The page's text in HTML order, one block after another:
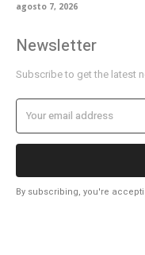
agosto 7, 2026
Newsletter
Subscribe to get the latest
By subscribing, you're